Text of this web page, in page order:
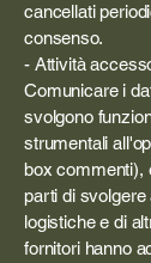
cancellati
consenso.
- Attività
Comunicare i
svolgono
strumentali
box commenti),
parti di svolgere
logistiche e di
fornitori hanno